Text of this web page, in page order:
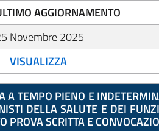
AGGIORNAMENTO
Novembre 2025
VISUALIZZA
A TEMPO PIENO E
DELLA SALUTE E DEI
SCRITTA E